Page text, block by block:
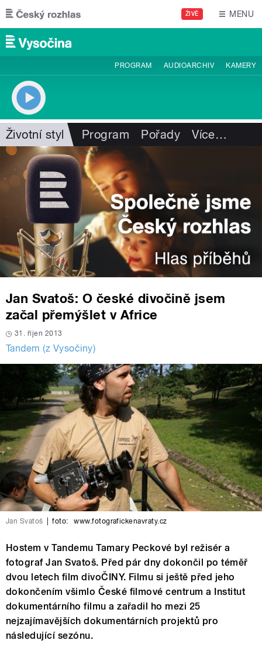
Přejít k hlavnímu obsahu
ŽIVĚ MENU
PROGRAM AUDIOARCHIV KAMERY
Životní styl Program Pořady Více…
Jan Svatoš: O české divočině jsem
začal přemýšlet v Africe
31. říjen 2013
Tandem (z Vysočiny)
Jan Svatoš foto: www.fotografickenavraty.cz
Hostem v Tandemu Tamary Peckové byl režisér a
fotograf Jan Svatoš. Před pár dny dokončil po téměř
dvou letech film divoČINY. Filmu si ještě před jeho
dokončením všimlo České filmové centrum a Institut
dokumentárního filmu a zařadil ho mezi 25
nejzajímavějších dokumentárních projektů pro
následující sezónu.